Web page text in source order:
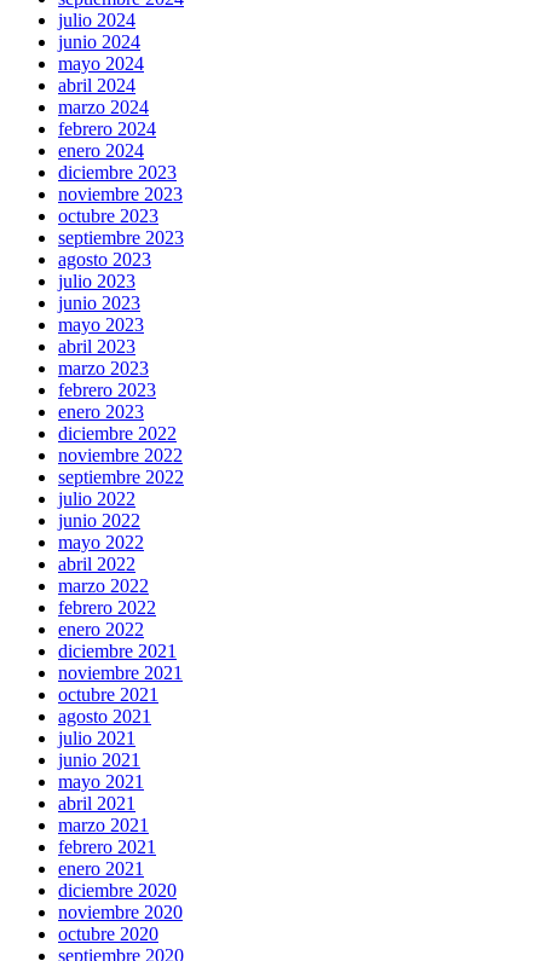
julio 2024
junio 2024
mayo 2024
abril 2024
marzo 2024
febrero 2024
enero 2024
diciembre 2023
noviembre 2023
octubre 2023
septiembre 2023
agosto 2023
julio 2023
junio 2023
mayo 2023
abril 2023
marzo 2023
febrero 2023
enero 2023
diciembre 2022
noviembre 2022
septiembre 2022
julio 2022
junio 2022
mayo 2022
abril 2022
marzo 2022
febrero 2022
enero 2022
diciembre 2021
noviembre 2021
octubre 2021
agosto 2021
julio 2021
junio 2021
mayo 2021
abril 2021
marzo 2021
febrero 2021
enero 2021
diciembre 2020
noviembre 2020
octubre 2020
septiembre 2020